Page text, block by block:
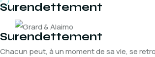
Skip
content
Surendettement
Surendettement
Chacun peut, à un moment de sa vie, se